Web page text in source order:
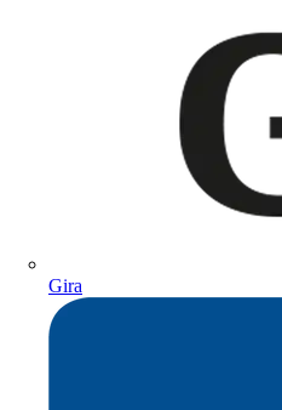
Gira